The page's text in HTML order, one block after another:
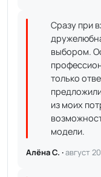
Сразу при
выбором.
только
из моих
модели.
Алёна С. ·август